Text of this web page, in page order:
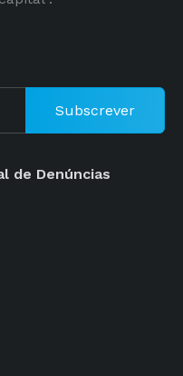
Subscrever
de Denúncias